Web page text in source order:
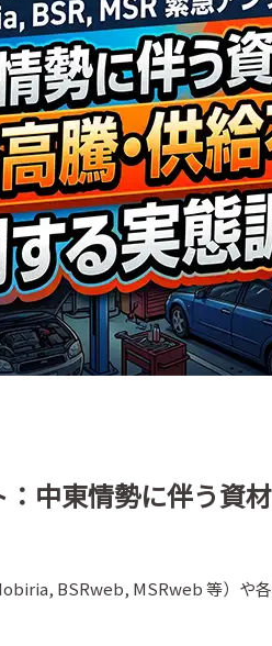
中東情勢に伴う資
BSRweb, MSRweb 等）や